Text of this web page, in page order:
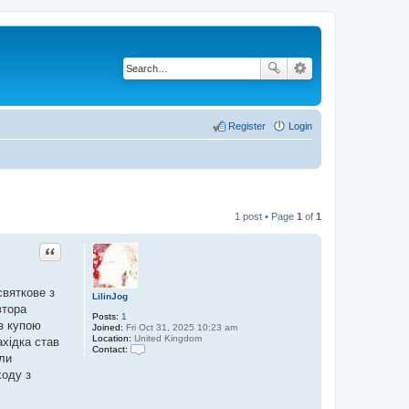
Login
Register
1 post • Page 1 of 1
LilinJog
Posts: 1
Joined: Fri Oct 31, 2025 10:23 am
Location: United Kingdom
Contact:
Quote
з
купою
став
з